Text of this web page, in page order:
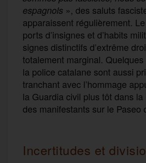
espagnols », des saluts
apparaissent régulièrement.
ports d’insignes et d’habits
signes distinctifs d’extrême
totalement marginal.
la police catalane sont aussi
tranchant avec l’hommage
la Guardia civil plus tôt dans
des manifestants sur le Paseo
Incertitudes et